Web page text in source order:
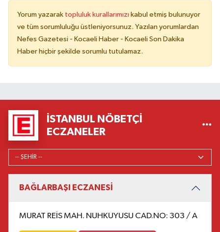
Yorum yazarak topluluk kurallarımızı kabul etmiş bulunuyor
ve tüm sorumluluğu üstleniyorsunuz. Yazılan yorumlardan
Nefes Gazetesi - Kocaeli Haber - Kocaeli Son Dakika
Haber hiçbir şekilde sorumlu tutulamaz.
İSTANBUL NÖBETÇI
ECZANELER
BAĞLARBAŞI ECZANESİ
MURAT REİS MAH. NUHKUYUSU CAD.NO: 303 / A